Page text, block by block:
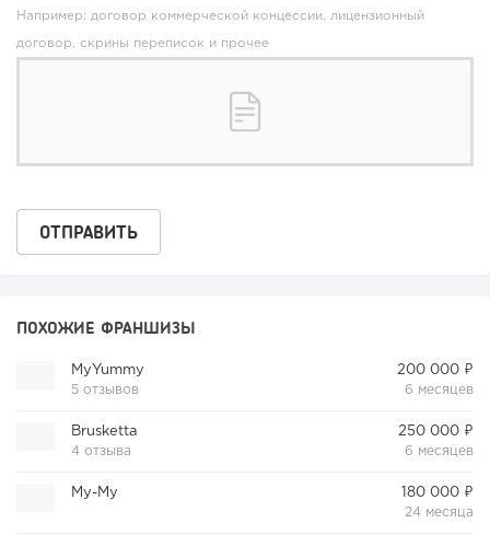
Например: договор коммерческой концессии, лицензионный
договор, скрины переписок и прочее
ПОХОЖИЕ ФРАНШИЗЫ
MyYummy
5 отзывов
200 000 ₽
6 месяцев
Brusketta
4 отзыва
250 000 ₽
6 месяцев
Му-Му
180 000 ₽
24 месяца